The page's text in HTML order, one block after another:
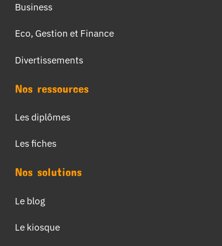
Business
Eco, Gestion et Finance
Divertissements
Nos ressources
Les diplômes
Les fiches
Nos solutions
Le blog
Le kiosque